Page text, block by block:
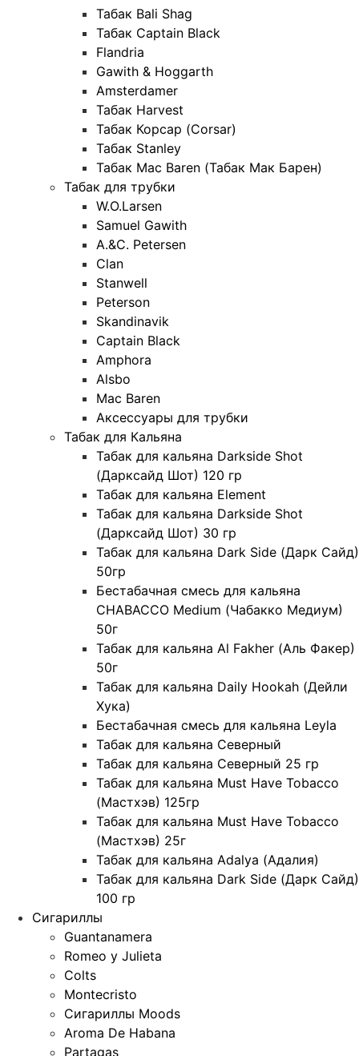
Табак Bali Shag
Табак Captain Black
Flandria
Gawith & Hoggarth
Amsterdamer
Табак Harvest
Табак Корсар (Corsar)
Табак Stanley
Табак Mac Baren (Табак Мак Барен)
Табак для трубки
W.O.Larsen
Samuel Gawith
A.&C. Petersen
Clan
Stanwell
Peterson
Skandinavik
Captain Black
Amphora
Alsbo
Mac Baren
Аксессуары для трубки
Табак для Кальяна
Табак для кальяна Darkside Shot
(Дарксайд Шот) 120 гр
Табак для кальяна Element
Табак для кальяна Darkside Shot
(Дарксайд Шот) 30 гр
Табак для кальяна Dark Side (Дарк Сайд)
50гр
Бестабачная смесь для кальяна
CHABACCO Medium (Чабакко Медиум)
50г
Табак для кальяна Al Fakher (Аль Факер)
50г
Табак для кальяна Daily Hookah (Дейли
Хука)
Бестабачная смесь для кальяна Leyla
Табак для кальяна Северный
Табак для кальяна Северный 25 гр
Табак для кальяна Must Have Tobacco
(Мастхэв) 125гр
Табак для кальяна Must Have Tobacco
(Мастхэв) 25г
Табак для кальяна Adalya (Адалия)
Табак для кальяна Dark Side (Дарк Сайд)
100 гр
Сигариллы
Guantanamera
Romeo y Julieta
Colts
Montecristo
Сигариллы Moods
Aroma De Habana
Partagas